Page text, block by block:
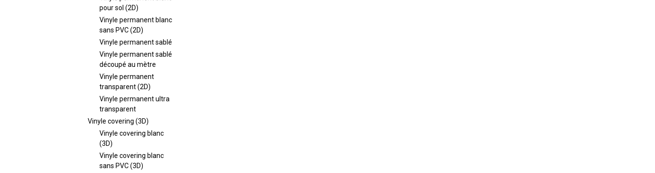
pour sol (2D)
Vinyle permanent blanc
sans PVC (2D)
Vinyle permanent sablé
Vinyle permanent sablé
découpé au mètre
Vinyle permanent
transparent (2D)
Vinyle permanent ultra
transparent
Vinyle covering (3D)
Vinyle covering blanc
(3D)
Vinyle covering blanc
sans PVC (3D)